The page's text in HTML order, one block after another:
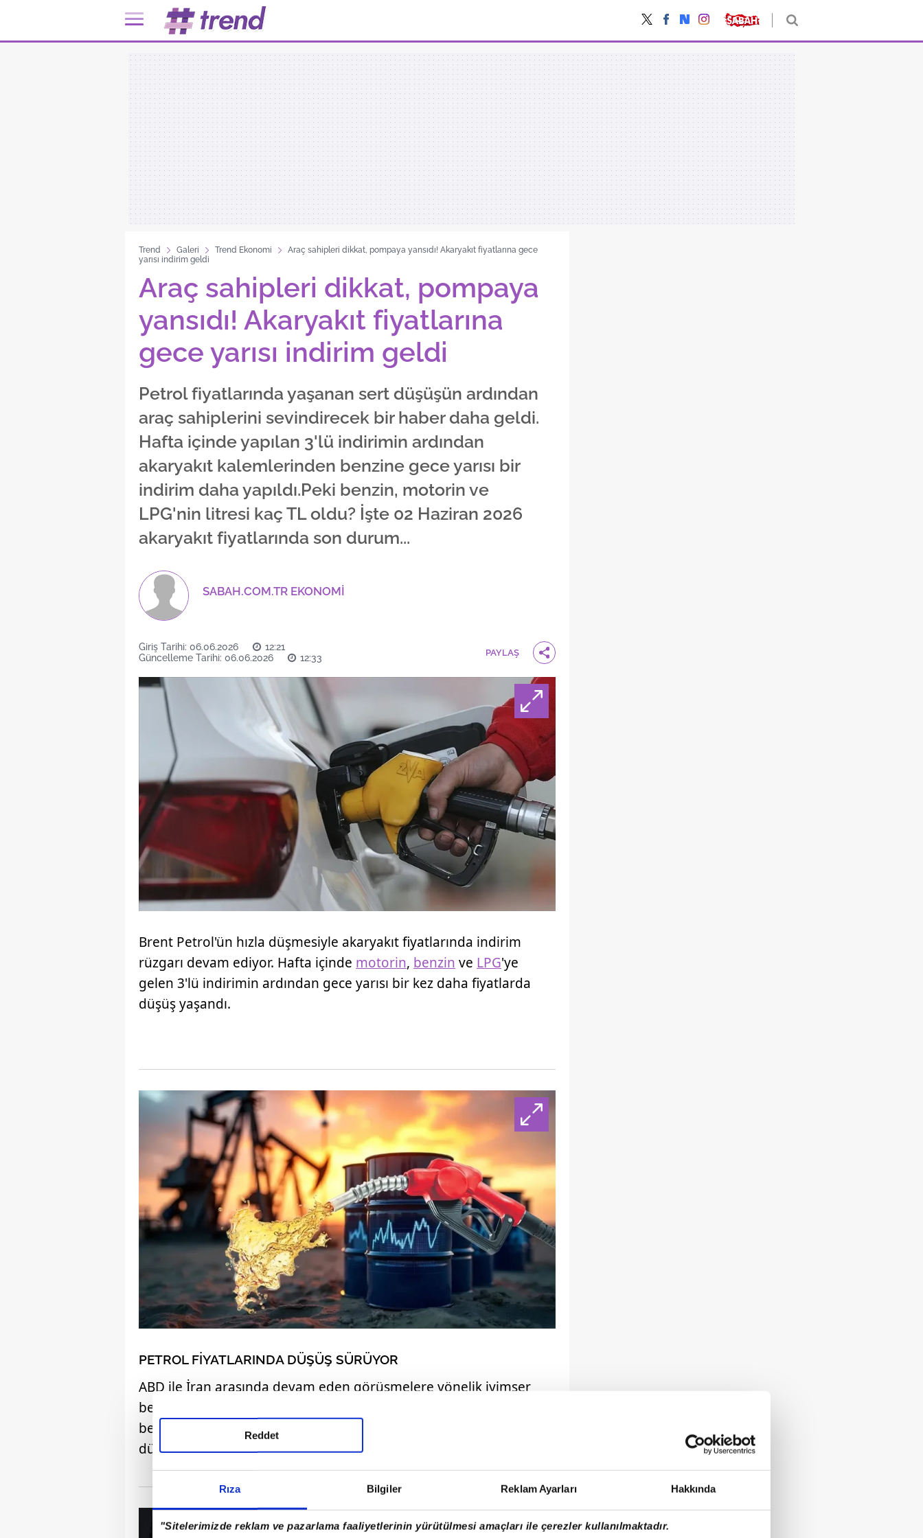
Rıza Bilgiler Reklam Ayarları Hakkında
"Sitelerimizde reklam ve pazarlama faaliyetlerinin yürütülmesi amaçları ile çerezler kullanılmaktadır.
Reddet
Trend Galeri Trend Ekonomi
Araç sahipleri dikkat, pompaya yansıdı! Akaryakıt fiyatlarına gece
yarısı indirim geldi
Araç sahipleri dikkat, pompaya
yansıdı! Akaryakıt fiyatlarına
gece yarısı indirim geldi
Petrol fiyatlarında yaşanan sert düşüşün ardından
araç sahiplerini sevindirecek bir haber daha geldi.
Hafta içinde yapılan 3'lü indirimin ardından
akaryakıt kalemlerinden benzine gece yarısı bir
indirim daha yapıldı.Peki benzin, motorin ve
LPG'nin litresi kaç TL oldu? İşte 02 Haziran 2026
akaryakıt fiyatlarında son durum...
SABAH.COM.TR EKONOMİ
Giriş Tarihi: 06.06.2026
12:21
Güncelleme Tarihi: 06.06.2026
12:33 PAYLAŞ
Brent Petrol'ün hızla düşmesiyle akaryakıt fiyatlarında indirim
rüzgarı devam ediyor. Hafta içinde motorin, benzin ve LPG'ye
gelen 3'lü indirimin ardından gece yarısı bir kez daha fiyatlarda
düşüş yaşandı.
PETROL FİYATLARINDA DÜŞÜŞ SÜRÜYOR
ABD ile İran arasında devam eden görüşmelere yönelik iyimser
beklentiler ile İsrail-Lübnan hattındaki ateşkes sürecine ilişkin
belirsizlikler ile Brent Petrol 93 dolara, WTI ise 90 dolara kadar
düştü.